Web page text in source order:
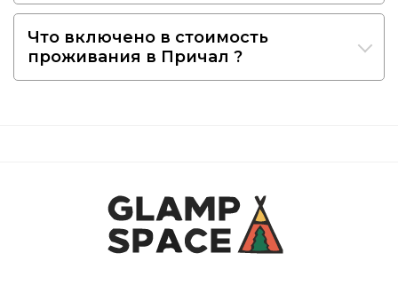
Что включено в стоимость
проживания в Причал ?